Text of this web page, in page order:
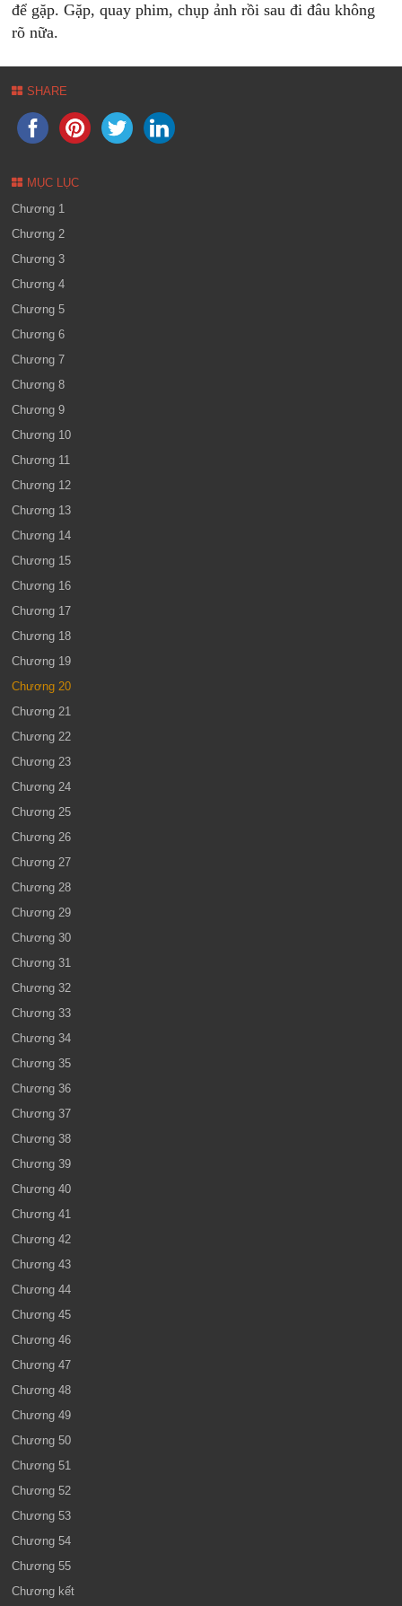
để gặp. Gặp, quay phim, chụp ảnh rồi sau đi đâu không
rõ nữa.
SHARE
MỤC LỤC
Chương 1
Chương 2
Chương 3
Chương 4
Chương 5
Chương 6
Chương 7
Chương 8
Chương 9
Chương 10
Chương 11
Chương 12
Chương 13
Chương 14
Chương 15
Chương 16
Chương 17
Chương 18
Chương 19
Chương 20
Chương 21
Chương 22
Chương 23
Chương 24
Chương 25
Chương 26
Chương 27
Chương 28
Chương 29
Chương 30
Chương 31
Chương 32
Chương 33
Chương 34
Chương 35
Chương 36
Chương 37
Chương 38
Chương 39
Chương 40
Chương 41
Chương 42
Chương 43
Chương 44
Chương 45
Chương 46
Chương 47
Chương 48
Chương 49
Chương 50
Chương 51
Chương 52
Chương 53
Chương 54
Chương 55
Chương kết